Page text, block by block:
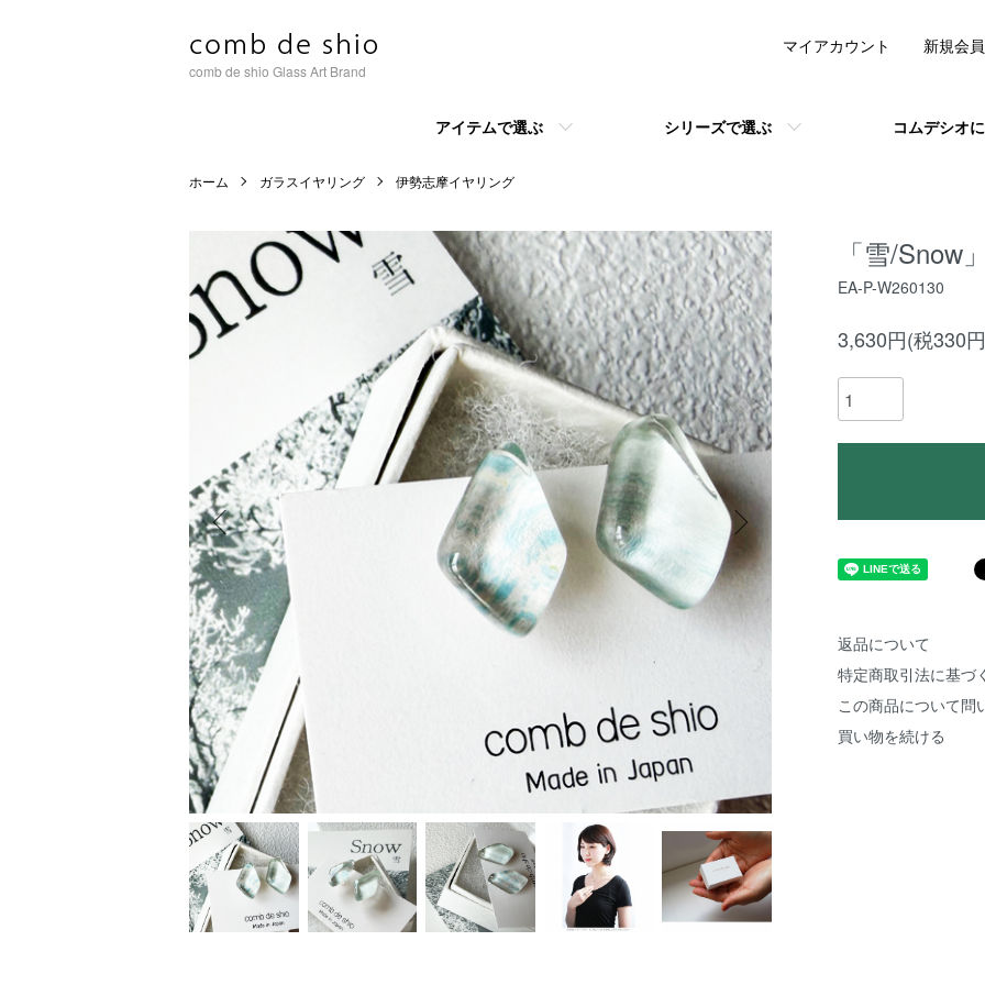
comb de shio Glass Art Brand
アイテムで選ぶ シリーズで選ぶ コムデシオ
マイアカウント 新規会
ホーム ガラスイヤリング 伊勢志摩イヤリング
「雪/Snow」
EA-P-W260130
3,630円(税330
返品について
特定商取引法に基づ
この商品について問
買い物を続ける